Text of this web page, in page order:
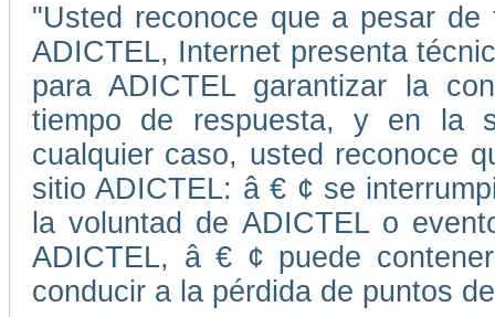
"Usted reconoce que a pesar
ADICTEL, Internet presenta
para ADICTEL garantizar la
tiempo de respuesta, y en la
cualquier caso, usted reconoce
sitio ADICTEL: â € ¢ se
la voluntad de ADICTEL o
ADICTEL, â € ¢ puede
conducir a la pérdida de puntos